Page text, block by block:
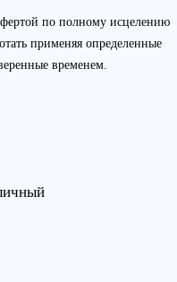
по полному исцелению
применяя определенные
временем.